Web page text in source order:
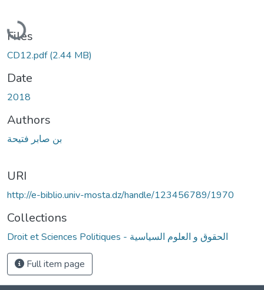
Loading...
Files
CD12.pdf(2.44 MB)
Date
2018
Authors
بن صابر فتيحة
URI
http://e-biblio.univ-mosta.dz/handle/123456789/1970
Collections
Droit et Sciences Politiques - الحقوق و العلوم السياسية
Full item page